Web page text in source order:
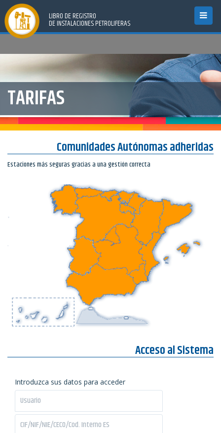
Toggle
LIBRO DE REGISTRO
DE INSTALACIONES PETROLIFERAS
TARIFAS
Comunidades Autónomas adheridas
Estaciones más seguras gracias a una gestión correcta
Acceso al Sistema
Introduzca sus datos para acceder